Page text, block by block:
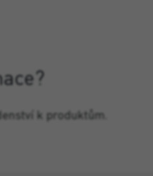
k produktům.